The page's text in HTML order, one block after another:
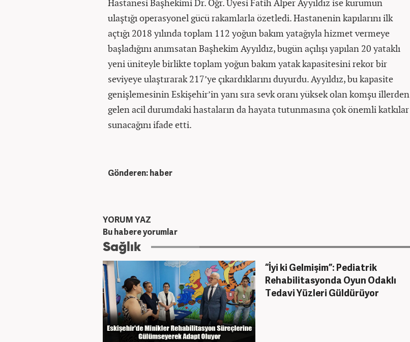
Hastanesi Başhekimi Dr. Öğr. Üyesi Fatih Alper Ayyıldız ise kurumun
ulaştığı operasyonel gücü rakamlarla özetledi. Hastanenin kapılarını ilk
açtığı 2018 yılında toplam 112 yoğun bakım yatağıyla hizmet vermeye
başladığını anımsatan Başhekim Ayyıldız, bugün açılışı yapılan 20 yataklı
yeni üniteyle birlikte toplam yoğun bakım yatak kapasitesini rekor bir
seviyeye ulaştırarak 217’ye çıkardıklarını duyurdu. Ayyıldız, bu kapasite
genişlemesinin Eskişehir’in yanı sıra sevk oranı yüksek olan komşu illerden
gelen acil durumdaki hastaların da hayata tutunmasına çok önemli katkılar
sunacağını ifade etti.
Gönderen: haber
YORUM YAZ
Bu habere yorumlar
Sağlık
“İyi ki Gelmişim”: Pediatrik
Rehabilitasyonda Oyun Odaklı
Tedavi Yüzleri Güldürüyor